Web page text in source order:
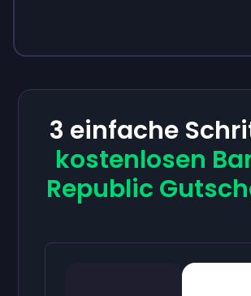
3 einfache
kostenlosen
Republic